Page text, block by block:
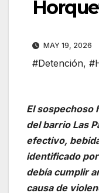
MAY 19, 2026
#Detención,
El sospechoso
del barrio Las
efectivo,
identificado
debía cumplir
causa de